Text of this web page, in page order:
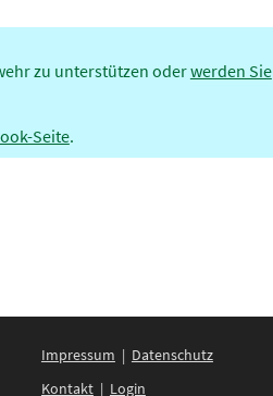
zu unterstützen oderwerden Sie
Seite.
Impressum | Datenschutz
Kontakt| Login